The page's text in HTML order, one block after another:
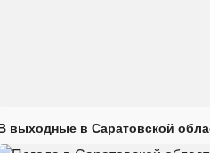
выходные в Саратовской